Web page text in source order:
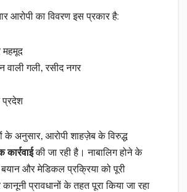
आरोपी का विवरण इस प्रकार है:
महमूद
वाली गली, रसीद नगर
प्रदेश
के अनुसार, आरोपी शाहज़ेब के विरुद्ध
कार्रवाईकी जा रही है। नाबालिग होने के
और मेडिकल प्रक्रिया को पूरी
प्रावधानों के तहत पूरा किया जा रहा